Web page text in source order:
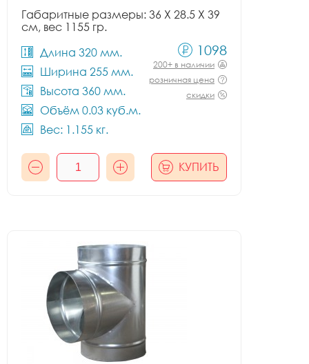
Габаритные размеры: 36 X 28.5 X 39
см, вес 1155 гр.
Длина 320 мм.
Ширина 255 мм.
Высота 360 мм.
Объём 0.03 куб.м.
Вес: 1.155 кг.
1098
200+ в наличии
розничная цена
скидки
КУПИТЬ